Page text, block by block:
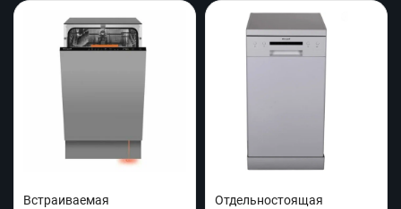
Встраиваемая
Отдельностоящая